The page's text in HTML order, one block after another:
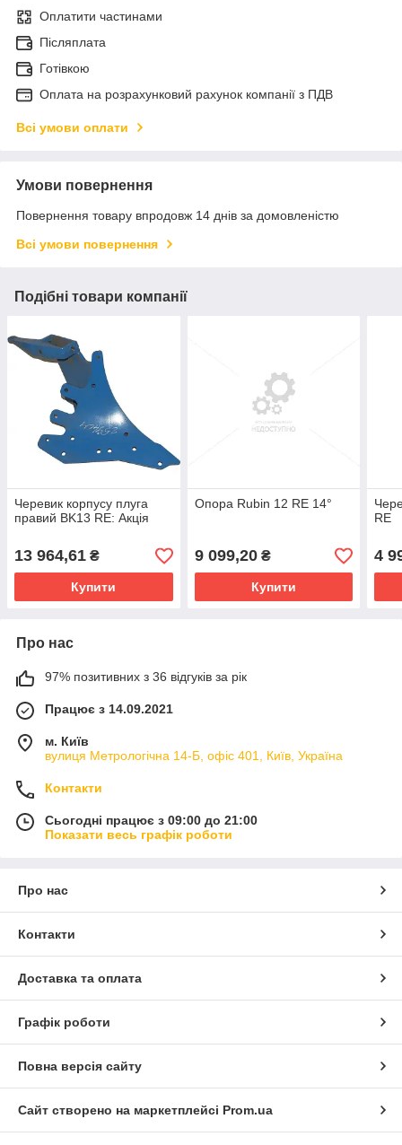
Оплатити частинами
Післяплата
Готівкою
Оплата на розрахунковий рахунок компанії з ПДВ
Всі умови оплати
Умови повернення
Повернення товару впродовж 14 днів за домовленістю
Всі умови повернення
Подібні товари компанії
Черевик корпусу плуга
правий BK13 RE: Акція
13 964,61 ₴
Купити
Опора Rubin 12 RE 14°
9 099,20₴
Купити
RE
4
Про нас
97% позитивних з 36 відгуків за рік
Працює з 14.09.2021
м. Київ
вулиця Метрологічна 14-Б, офіс 401, Київ, Україна
Контакти
Сьогодні працює з 09:00 до 21:00
Показати весь графік роботи
Про нас
Контакти
Доставка та оплата
Графік роботи
Повна версія сайту
Сайт створено на маркетплейсі Prom.ua